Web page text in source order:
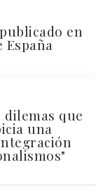
en
España
que
una